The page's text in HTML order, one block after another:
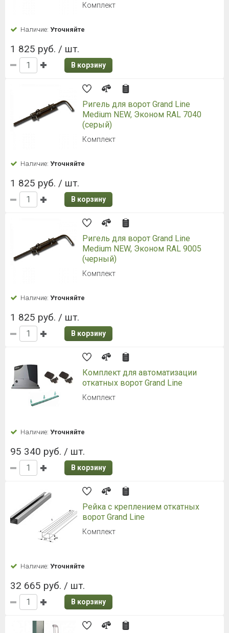
Комплект
Наличие: Уточняйте
1 825 руб. / шт.
В корзину
Ригель для ворот Grand Line
Medium NEW, Эконом RAL 7040
(серый)
Комплект
Наличие: Уточняйте
1 825 руб. / шт.
В корзину
Ригель для ворот Grand Line
Medium NEW, Эконом RAL 9005
(черный)
Комплект
Наличие: Уточняйте
1 825 руб. / шт.
В корзину
Комплект для автоматизации
откатных ворот Grand Line
Комплект
Наличие: Уточняйте
95 340 руб. / шт.
В корзину
Рейка с креплением откатных
ворот Grand Line
Комплект
Наличие: Уточняйте
32 665 руб. / шт.
В корзину